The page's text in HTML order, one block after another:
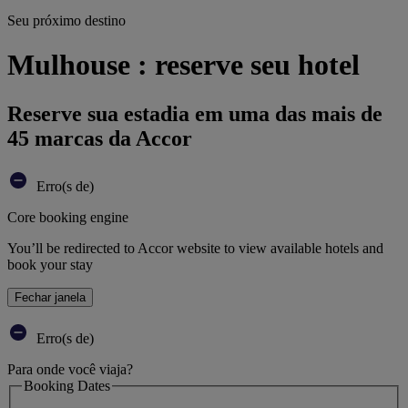
Seu próximo destino
Mulhouse : reserve seu hotel
Reserve sua estadia em uma das mais de
45 marcas da Accor
Erro(s de)
Core booking engine
You’ll be redirected to Accor website to view available hotels and
book your stay
Fechar janela
Erro(s de)
Para onde você viaja?
Booking Dates